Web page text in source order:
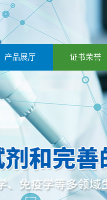
产品展厅 证书荣誉